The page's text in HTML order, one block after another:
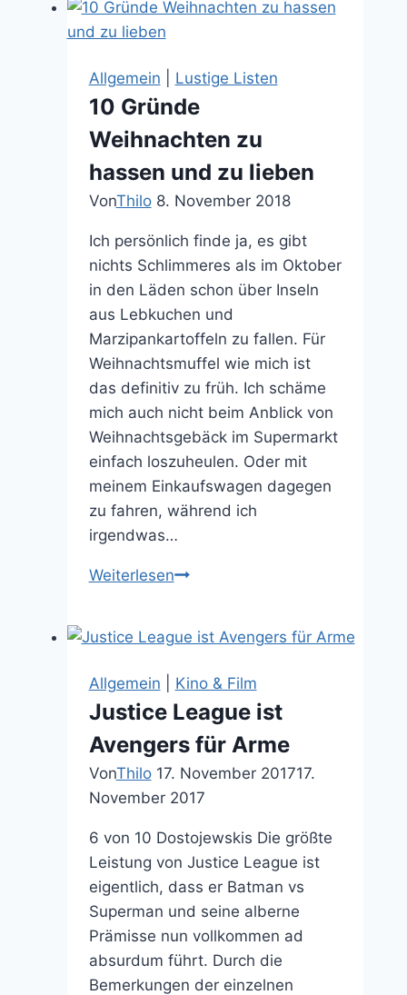
Das
hat
erhört
Allgemein Lustige Listen
10 Gründe
Weihnachten zu
hassen und zu lieben
VonThilo 8. November 2018
Ich persönlich finde ja, es gibt
nichts Schlimmeres als im Oktober
in den Läden schon über Inseln
aus Lebkuchen und
Marzipankartoffeln zu fallen. Für
Weihnachtsmuffel wie mich ist
das definitiv zu früh. Ich schäme
mich auch nicht beim Anblick von
Weihnachtsgebäck im Supermarkt
einfach loszuheulen. Oder mit
meinem Einkaufswagen dagegen
zu fahren, während ich
irgendwas…
Weiterlesen10
zu
hassen
zu
lieben
Allgemein Kino & Film
Justice League ist
Avengers für Arme
VonThilo 17. November 201717.
November 2017
6 von 10 Dostojewskis Die größte
Leistung von Justice League ist
eigentlich, dass er Batman vs
Superman und seine alberne
Prämisse nun vollkommen ad
absurdum führt. Durch die
Bemerkungen der einzelnen